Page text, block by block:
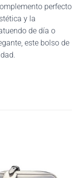
perfecto
y la
de día o
este bolso de